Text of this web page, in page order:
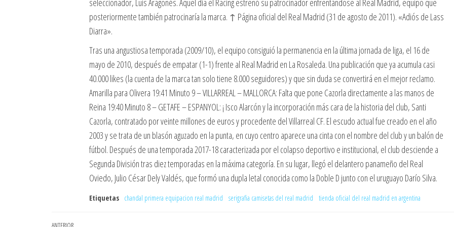
seleccionador, Luis Aragonés. Aquel día el Racing estrenó su patrocinador enfrentándose al Real Madrid, equipo que
posteriormente también patrocinaría la marca. ↑ Página oficial del Real Madrid (31 de agosto de 2011). «Adiós de Lass
Diarra».
Tras una angustiosa temporada (2009/10), el equipo consiguió la permanencia en la última jornada de liga, el 16 de
mayo de 2010, después de empatar (1-1) frente al Real Madrid en La Rosaleda. Una publicación que ya acumula casi
40.000 likes (la cuenta de la marca tan solo tiene 8.000 seguidores) y que sin duda se convertirá en el mejor reclamo.
Amarilla para Olivera 19:41 Minuto 9 – VILLARREAL – MALLORCA: Falta que pone Cazorla directamente a las manos de
Reina 19:40 Minuto 8 – GETAFE – ESPANYOL: ¡ Isco Alarcón y la incorporación más cara de la historia del club, Santi
Cazorla, contratado por veinte millones de euros y procedente del Villarreal CF. El escudo actual fue creado en el año
2003 y se trata de un blasón aguzado en la punta, en cuyo centro aparece una cinta con el nombre del club y un balón de
fútbol. Después de una temporada 2017-18 caracterizada por el colapso deportivo e institucional, el club desciende a
Segunda División tras diez temporadas en la máxima categoría. En su lugar, llegó el delantero panameño del Real
Oviedo, Julio César Dely Valdés, que formó una dupla letal conocida como la Doble D junto con el uruguayo Darío Silva.
Etiquetas chandal primera equipacion real madrid serigrafia camisetas del real madrid tienda oficial del real madrid en argentina
ANTERIOR